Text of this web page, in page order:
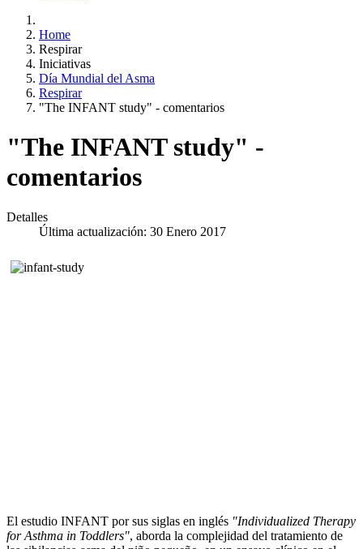
Home
Respirar
Iniciativas
Día Mundial del Asma
Respirar
"The INFANT study" - comentarios
"The INFANT study" -
comentarios
Detalles
Última actualización: 30 Enero 2017
El estudio INFANT por sus siglas en inglés "Individualized Therapy
for Asthma in Toddlers", aborda la complejidad del tratamiento de